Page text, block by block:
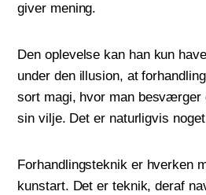
giver mening.
Den oplevelse kan han kun
under den illusion, at
sort magi, hvor man besværger
sin vilje. Det er naturligvis
Forhandlingsteknik er hverken
kunstart. Det er teknik, deraf